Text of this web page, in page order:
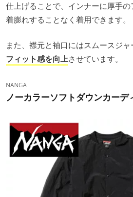
仕上げることで、インナーに厚手
着膨れすることなく着用できます。
また、襟元と袖口にはスムースジャ
フィット感を向上させています。
NANGA
ノーカラーソフトダウンカーデ